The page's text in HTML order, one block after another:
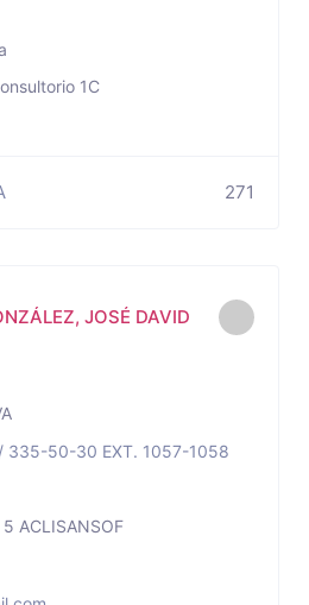
1C
271
JOSÉ DAVID
50-30 EXT. 1057-1058
ACLISANSOF